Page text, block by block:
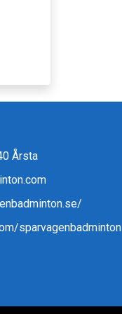
Årsta
sparvagenbadminton